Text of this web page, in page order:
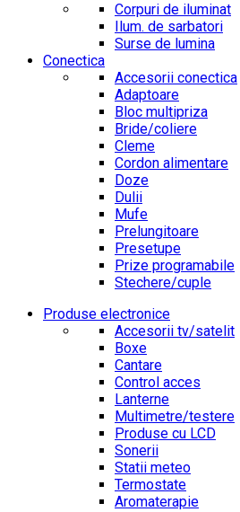
Corpuri de iluminat
Ilum. de sarbatori
Surse de lumina
Conectica
Accesorii conectica
Adaptoare
Bloc multipriza
Bride/coliere
Cleme
Cordon alimentare
Doze
Dulii
Mufe
Prelungitoare
Presetupe
Prize programabile
Stechere/cuple
Produse electronice
Accesorii tv/satelit
Boxe
Cantare
Control acces
Lanterne
Multimetre/testere
Produse cu LCD
Sonerii
Statii meteo
Termostate
Aromaterapie